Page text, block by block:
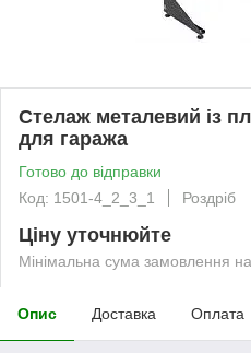
Стелаж металевий із
для гаража
Готово до відправки
Код: 1501-4_2_3_1
Роздріб
Ціну уточнюйте
Мінімальна сума замовлення
Опис Доставка Оплата